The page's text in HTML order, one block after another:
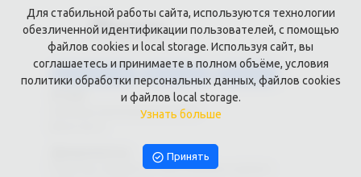
Каталог услуг Магазин
Примеры выполненных работ
Политика обработки персональных данных
Для стабильной работы сайта, используются технологии
обезличенной идентификации пользователей, с помощью
файлов cookies и local storage. Используя сайт, вы
соглашаетесь и принимаете в полном объёме, условия
политики обработки персональных данных, файлов cookies
и файлов local storage.
Узнать больше
Принять